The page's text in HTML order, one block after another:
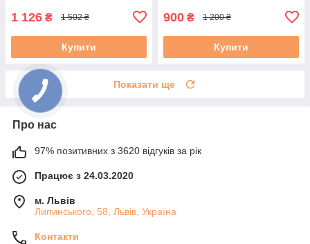
1 126 ₴ 1 502 ₴
Купити
900 ₴ 1 200 ₴
Купити
Показати ще
Про нас
97% позитивних з 3620 відгуків за рік
Працює з 24.03.2020
м. Львів
Липинського, 58, Львів, Україна
Контакти